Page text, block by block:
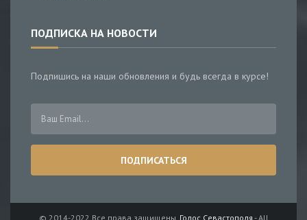
ПОДПИСКА НА НОВОСТИ
Подпишись на наши обновления и будь всегда в курсе!
© 2014-2022 Все права защищены. Голос Севастополя - All